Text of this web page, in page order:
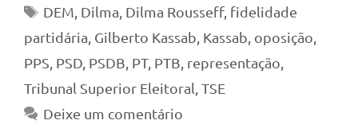
Tags
DEM Dilma Dilma Rousseff, fidelidade
partidária Gilberto Kassab Kassab oposição
PPS PSD PSDB PT, PTB representação
Tribunal Superior Eleitoral TSE
Deixe um comentário